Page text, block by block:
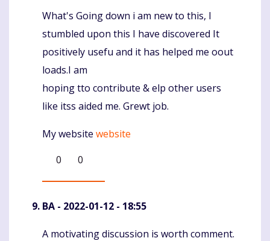
Komentaras
What's Going down i am new to this, I
stumbled upon this I have discovered It
positively usefu and it has helped me oout
loads.I am
hoping tto contribute & elp other users
like itss aided me. Grewt job.
My website website
0
0
BA - 2022-01-12 - 18:55
Komentaras
A motivating discussion is worth comment.